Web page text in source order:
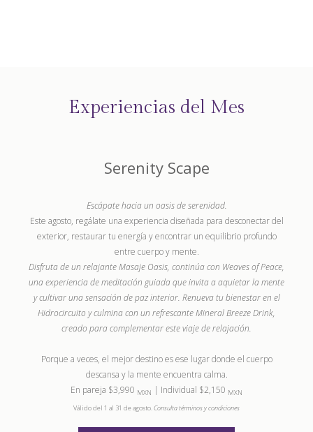
Experiencias del Mes
Serenity Scape
Escápate hacia un oasis de serenidad.
Este agosto, regálate una experiencia diseñada para desconectar del
exterior, restaurar tu energía y encontrar un equilibrio profundo
entre cuerpo y mente.
Disfruta de un relajante Masaje Oasis, continúa con Weaves of Peace,
una experiencia de meditación guiada que invita a aquietar la mente
y cultivar una sensación de paz interior. Renueva tu bienestar en el
Hidrocircuito y culmina con un refrescante Mineral Breeze Drink,
creado para complementar este viaje de relajación.
Porque a veces, el mejor destino es ese lugar donde el cuerpo
descansa y la mente encuentra calma.
En pareja $3,990 MXN | Individual $2,150 MXN
Válido del 1 al 31 de agosto.Consulta términos y condiciones